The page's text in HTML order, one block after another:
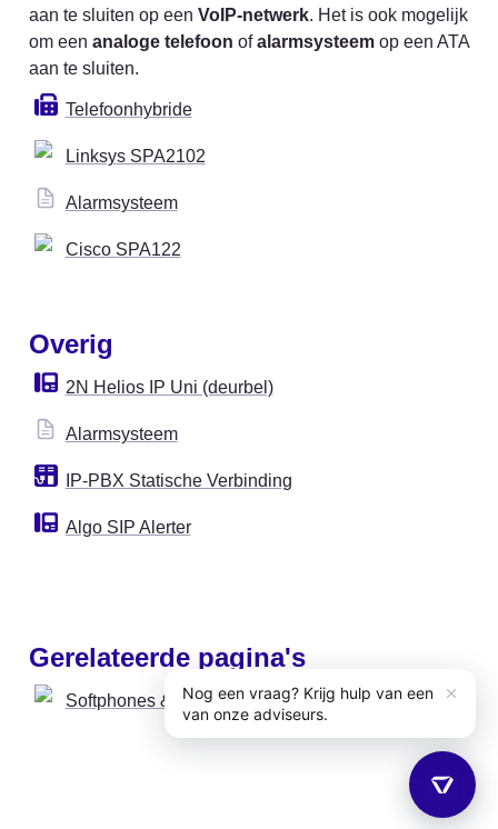
aan te sluiten op een VoIP-netwerk. Het is ook mogelijk
om een analoge telefoon of alarmsysteem op een ATA
aan te sluiten.
Telefoonhybride
Linksys SPA2102
Alarmsysteem
Cisco SPA122
Overig
2N Helios IP Uni (deurbel)
Alarmsysteem
IP-PBX Statische Verbinding
Algo SIP Alerter
Gerelateerde pagina's
Softphones & Apps